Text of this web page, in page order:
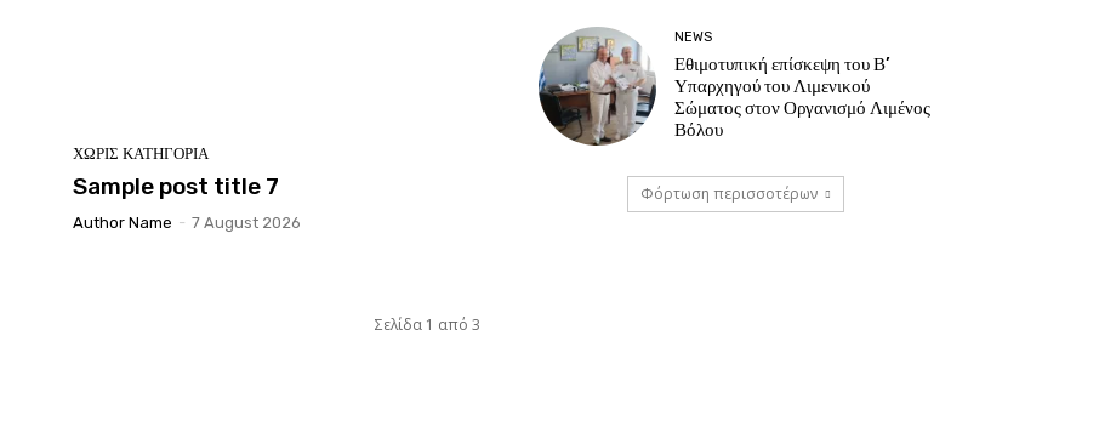
ΧΩΡΊΣ ΚΑΤΗΓΟΡΊΑ
Sample post title 7
Author Name - 7 August 2026
Σελίδα 1 από 3
NEWS
Εθιμοτυπική επίσκεψη του Β’
Υπαρχηγού του Λιμενικού
Σώματος στον Οργανισμό Λιμένος
Βόλου
Φόρτωση περισσοτέρων